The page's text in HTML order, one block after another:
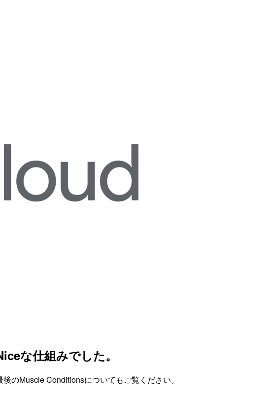
な仕組みでした。
のMuscle Conditionsについてもご覧ください。